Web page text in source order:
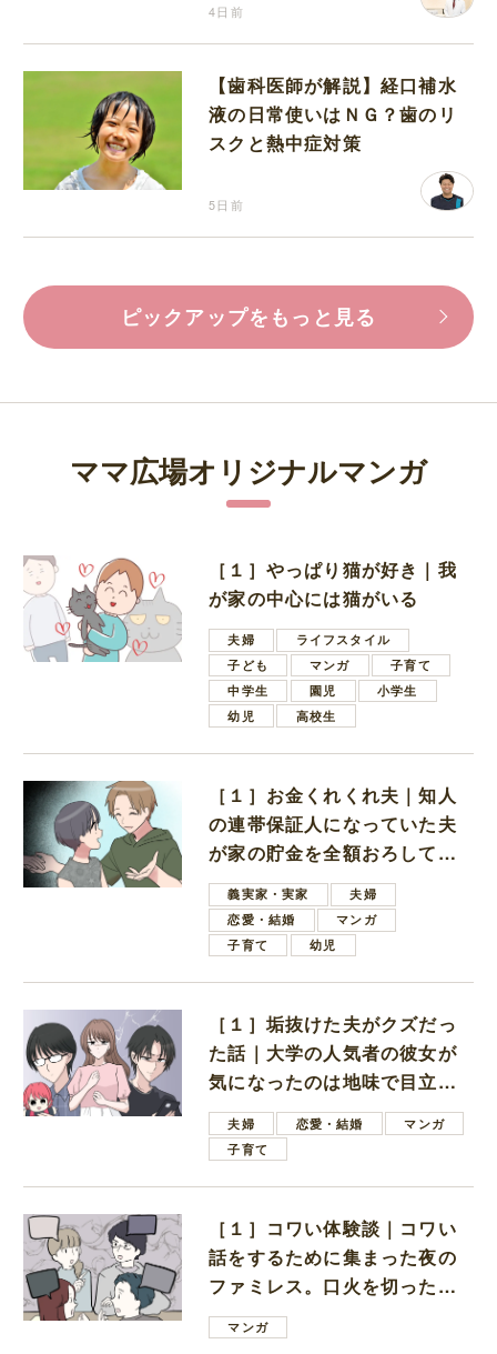
4日前
【歯科医師が解説】経口補水
液の日常使いはＮＧ？歯のリ
スクと熱中症対策
5日前
ピックアップをもっと見る
ママ広場オリジナルマンガ
［１］やっぱり猫が好き｜我
が家の中心には猫がいる
夫婦
ライフスタイル
子ども
マンガ
子育て
中学生
園児
小学生
幼児
高校生
［１］お金くれくれ夫｜知人
の連帯保証人になっていた夫
が家の貯金を全額おろしてほ
しいと言ってきた
義実家・実家
夫婦
恋愛・結婚
マンガ
子育て
幼児
［１］垢抜けた夫がクズだっ
た話｜大学の人気者の彼女が
気になったのは地味で目立た
ない男子学生
夫婦 恋愛・結婚
マンガ
子育て
［１］コワい体験談｜コワい
話をするために集まった夜の
ファミレス。口火を切ったの
は電車好きの男の子ママ
マンガ